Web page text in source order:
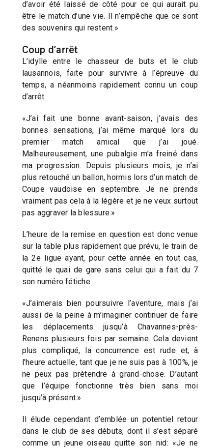
d’avoir été laissé de côté pour ce qui aurait pu
être le match d’une vie. Il n’empêche que ce sont
des souvenirs qui restent.»
Coup d’arrêt
L’idylle entre le chasseur de buts et le club
lausannois, faite pour survivre à l’épreuve du
temps, a néanmoins rapidement connu un coup
d’arrêt.
«J’ai fait une bonne avant-saison, j’avais des
bonnes sensations, j’ai même marqué lors du
premier match amical que j’ai joué.
Malheureusement, une pubalgie m’a freiné dans
ma progression. Depuis plusieurs mois, je n’ai
plus retouché un ballon, hormis lors d’un match de
Coupe vaudoise en septembre. Je ne prends
vraiment pas cela à la légère et je ne veux surtout
pas aggraver la blessure.»
L’heure de la remise en question est donc venue
sur la table plus rapidement que prévu, le train de
la 2e ligue ayant, pour cette année en tout cas,
quitté le quai de gare sans celui qui a fait du 7
son numéro fétiche.
«J’aimerais bien poursuivre l’aventure, mais j’ai
aussi de la peine à m’imaginer continuer de faire
les déplacements jusqu’à Chavannes-près-
Renens plusieurs fois par semaine. Cela devient
plus compliqué, la concurrence est rude et, à
l’heure actuelle, tant que je ne suis pas à 100%, je
ne peux pas prétendre à grand-chose. D’autant
que l’équipe fonctionne très bien sans moi
jusqu’à présent.»
Il élude cependant d’emblée un potentiel retour
dans le club de ses débuts, dont il s’est séparé
comme un jeune oiseau quitte son nid: «Je ne